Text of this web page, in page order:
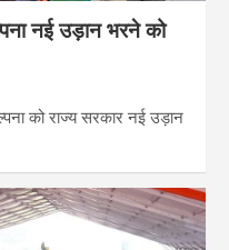
नई उड़ान भरने को
को राज्य सरकार नई उड़ान